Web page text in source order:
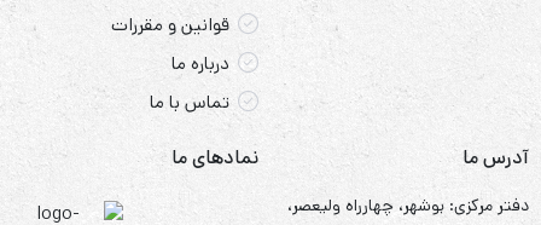
قوانین و مقررات
درباره ما
تماس با ما
آدرس ما
دفتر مرکزی: بوشهر، چهارراه ولیعصر،
نمادهای ما